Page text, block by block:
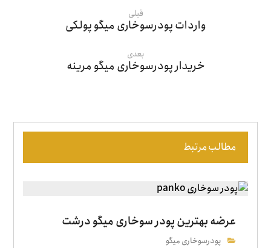
قبلی
واردات پودرسوخاری میگو پولکی
بعدی
خریدار پودرسوخاری میگو مرینه
مطالب مرتبط
عرضه بهترین پودر سوخاری میگو درشت
پودرسوخاری میگو